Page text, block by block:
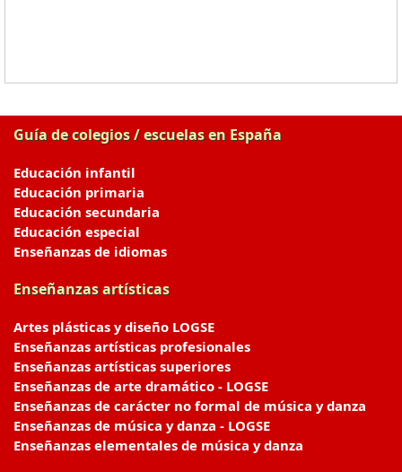
Guía de colegios / escuelas en España
Educación infantil
Educación primaria
Educación secundaria
Educación especial
Enseñanzas de idiomas
Enseñanzas artísticas
Artes plásticas y diseño LOGSE
Enseñanzas artísticas profesionales
Enseñanzas artísticas superiores
Enseñanzas de arte dramático - LOGSE
Enseñanzas de carácter no formal de música y danza
Enseñanzas de música y danza - LOGSE
Enseñanzas elementales de música y danza